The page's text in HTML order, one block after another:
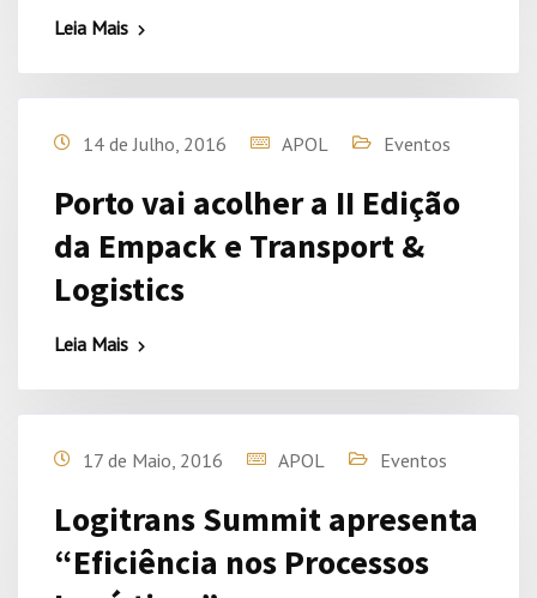
Leia Mais
14 de Julho, 2016 APOL Eventos
Porto vai acolher a II Edição
da Empack e Transport &
Logistics
Leia Mais
17 de Maio, 2016 APOL Eventos
Logitrans Summit apresenta
“Eficiência nos Processos